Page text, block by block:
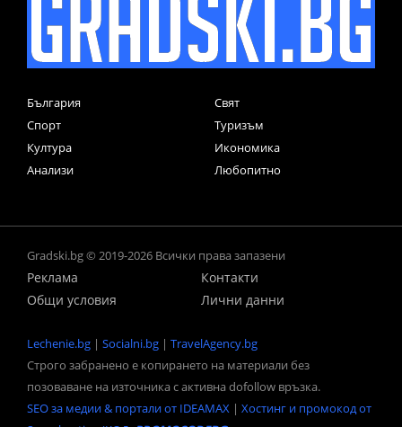
България
Свят
Спорт
Туризъм
Култура
Икономика
Анализи
Любопитно
Gradski.bg © 2019-2026 Всички права запазени
Реклама
Контакти
Общи условия
Лични данни
Lechenie.bg | Socialni.bg | TravelAgency.bg
Строго забранено е копирането на материали без
позоваване на източника с активна dofollow връзка.
SEO за медии & портали от IDEAMAX | Хостинг и промокод от